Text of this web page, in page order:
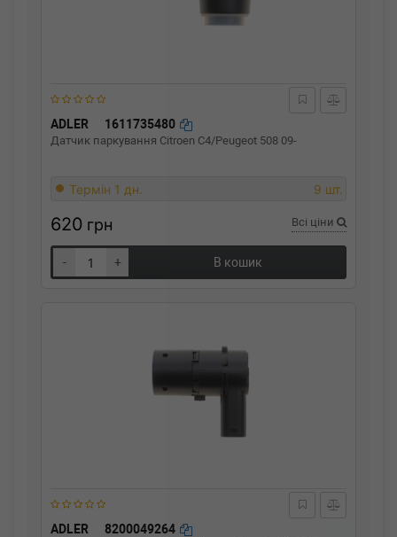
ADLER 1611735480
Датчик паркування Citroen C4/Peugeot 508 09-
Термін 1 дн. 9 шт.
620 грн Всі ціни
- + В кошик
ADLER 8200049264